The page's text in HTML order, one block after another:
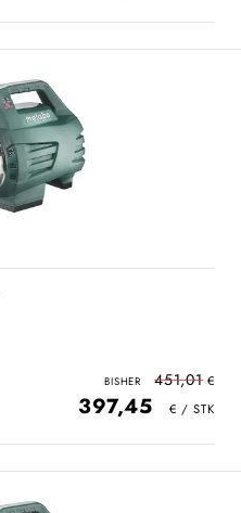
451,01
397,45